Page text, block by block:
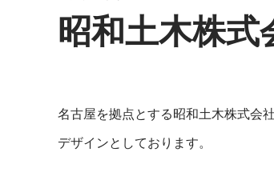
昭和土木株式
名古屋を拠点とする昭和土木株式会
デザインとしております。